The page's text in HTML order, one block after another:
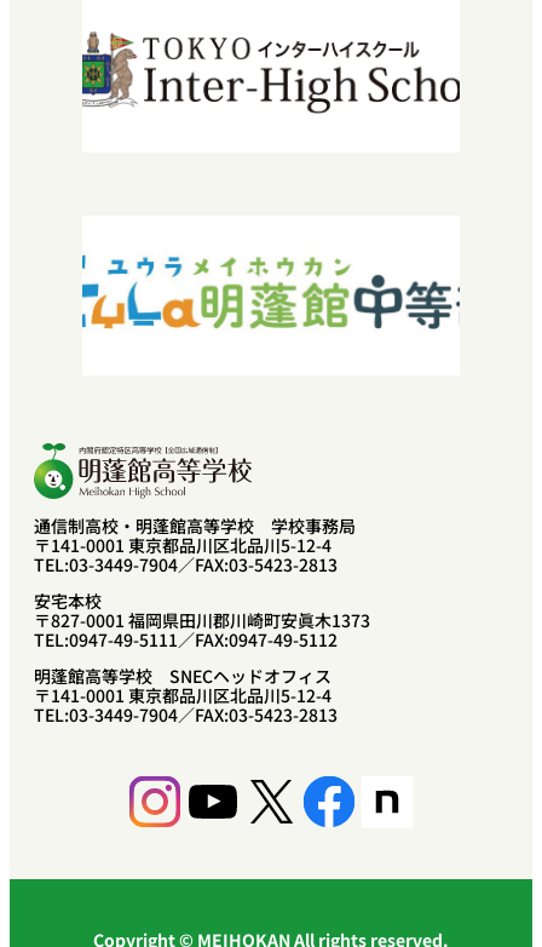
エントリーから入学までの流れ
学費・授業料
特待生入試について
採用情報
SNEC提携希望の方へ
中学校教諭・福祉関係者の方へ
通信制高校・明蓬館高等学校 学校事務局
〒141-0001 東京都品川区北品川5-12-4
TEL:03-3449-7904／FAX:03-5423-2813
安宅本校
〒827-0001 福岡県田川郡川崎町安眞木1373
TEL:0947-49-5111／FAX:0947-49-5112
明蓬館高等学校 SNECヘッドオフィス
〒141-0001 東京都品川区北品川5-12-4
TEL:03-3449-7904／FAX:03-5423-2813
Instagram
YouTube
X
Copyright © MEIHOKAN All rights reserved.